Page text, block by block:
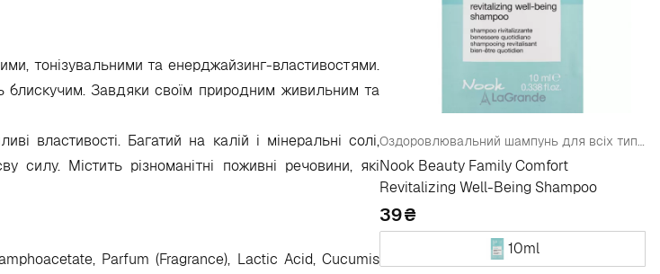
тонізувальними та енерджайзинг-властивостями.
блискучим. Завдяки своїм природним живильним та
властивості. Багатий на калій і мінеральні солі,
Містить різноманітні поживні речовини, які
Parfum (Fragrance), Lactic Acid, Cucumis
Оздоровлювальний шампунь для всіх типів волосся (пробник)
Nook Beauty Family Comfort
Revitalizing Well-Being Shampoo
39
10ml